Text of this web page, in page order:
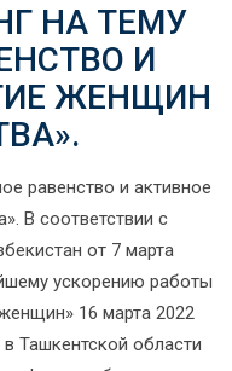
НА ТЕМУ
И
ЖЕНЩИН
равенство и активное
В соответствии с
от 7 марта
ускорению работы
16 марта 2022
Ташкентской области